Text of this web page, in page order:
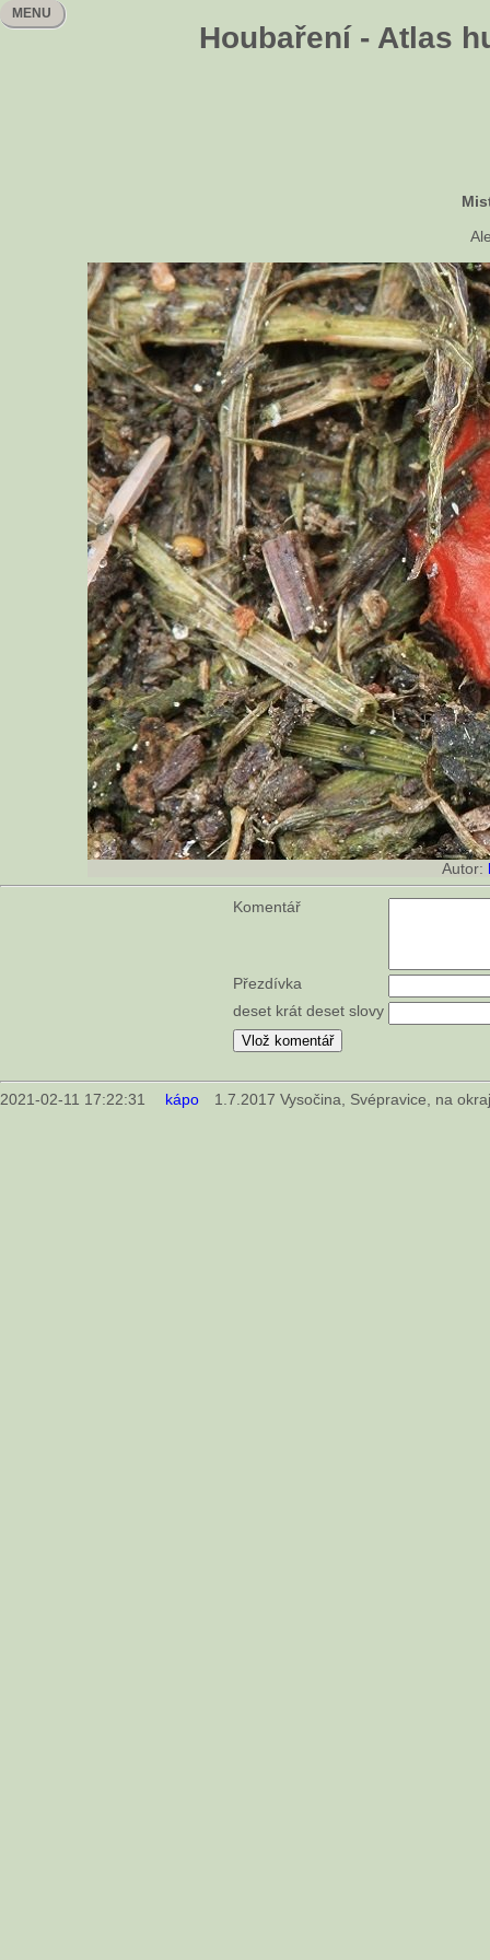
Houbaření - Atlas
MENU
Autor:
Komentář
Přezdívka
deset krát deset slovy
2021-02-11 17:22:31 kápo 1.7.2017 Vysočina, Svépravice, na